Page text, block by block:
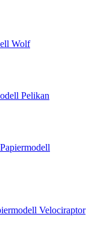
Wolf
Pelikan
Velociraptor